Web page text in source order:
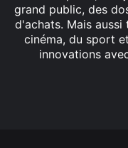
grand public, des
d'achats. Mais
cinéma, du sport
innovations